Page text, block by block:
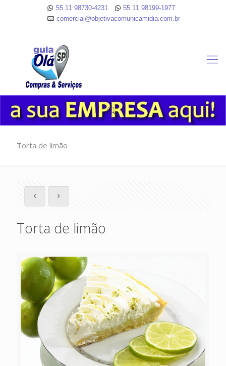
55 11 98730-4231
55 11 98199-1977
comercial@objetivacomunicamidia.com.br
Torta de limão
Torta de limão